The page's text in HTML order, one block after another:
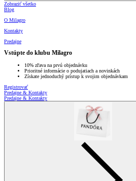
Zobraziť všetko
Blog
O Milagro
Kontakty
Predajne
Vstúpte do klubu Milagro
10% zľava na prvú objednávku
Prioritné informácie o podujatiach a novinkách
Získate jednoduchý prístup k svojim objednávkam
Registrovať
Predajne & Kontakty
Predajne & Kontakty